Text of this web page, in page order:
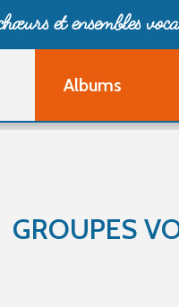
et ensembles
Albums
GROUPES